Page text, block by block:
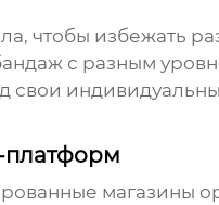
чтобы избежать
с разным
свои
платформ
магазины